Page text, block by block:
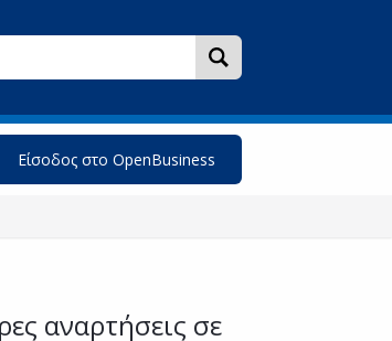
Είσοδος στο OpenBusiness
αναρτήσεις σε